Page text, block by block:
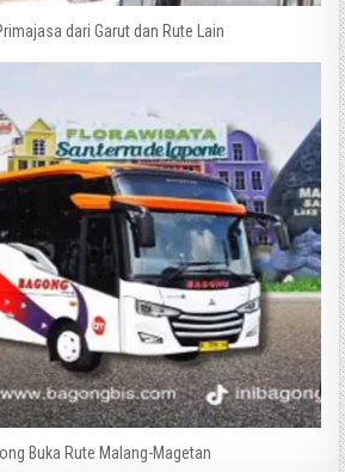
dari Garut dan Rute Lain
Buka Rute Malang-Magetan